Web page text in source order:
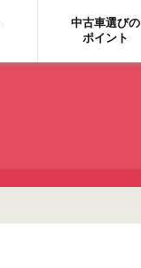
中古車選びの
ポイント